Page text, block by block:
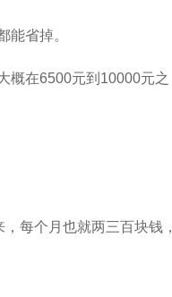
能省掉。
概在6500元到10000元之
每个月也就两三百块钱，